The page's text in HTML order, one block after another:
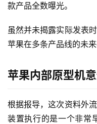
款产品全数曝光。
虽然并未揭露实际发表
苹果在多条产品线的未来
苹果内部原型机
根据报导，这次资料外
装置执行的是一个非常